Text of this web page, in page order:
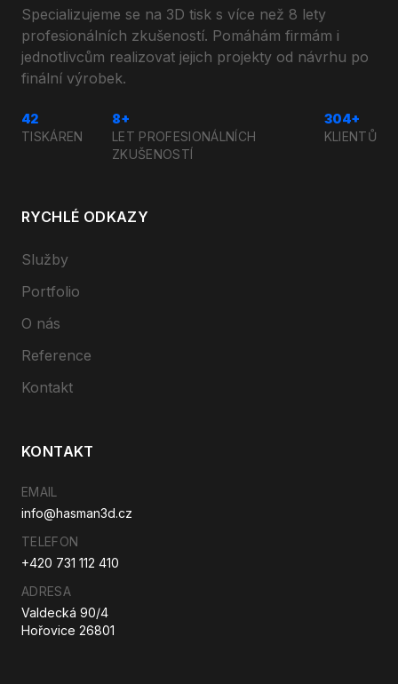
Specializujeme se na 3D tisk s více než 8 lety
profesionálních zkušeností. Pomáhám firmám i
jednotlivcům realizovat jejich projekty od návrhu po
finální výrobek.
42
TISKÁREN
8+
LET PROFESIONÁLNÍCH
ZKUŠENOSTÍ
304+
KLIENTŮ
RYCHLÉ ODKAZY
Služby
Portfolio
O nás
Reference
Kontakt
KONTAKT
EMAIL
info@hasman3d.cz
TELEFON
+420 731 112 410
ADRESA
Valdecká 90/4
Hořovice 26801